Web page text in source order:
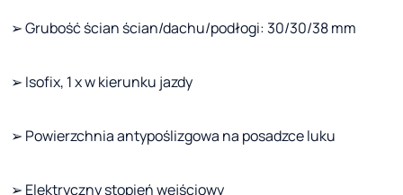
➢ Grubość ścian ścian/dachu/podłogi: 30/30/38 mm
➢ Isofix, 1 x w kierunku jazdy
➢ Powierzchnia antypoślizgowa na posadzce luku
➢ Elektryczny stopień wejściowy